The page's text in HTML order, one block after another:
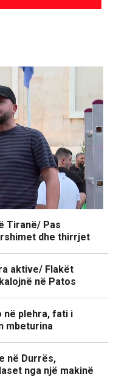
Tiranë/ Pas
dhe thirrjet
aktive/ Flakët
në Patos
në plehra, fati i
mbeturina
në Durrës,
nga një makinë